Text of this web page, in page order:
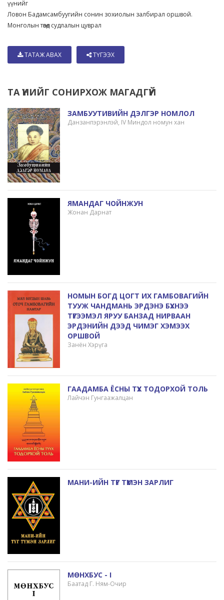
үүнийг
Ловон Бадамсамбуугийн сонин зохиолын залбирал оршвой.
Монголын төвөд судлалын цуврал
ТАТАЖ АВАХ ТҮГЭЭХ
ТА ҮҮНИЙГ СОНИРХОЖ МАГАДГҮЙ
ЗАМБУУТИВИЙН ДЭЛГЭР НОМЛОЛ
Данзанпэрэнлэй, IV Миндол номун хан
ЯМАНДАГ ЧОЙНЖУН
Жонан Дарнат
НОМЫН БОГД ЦОГТ ИХ ГАМБОВАГИЙН
ТУУЖ ЧАНДМАНЬ ЭРДЭНЭ БҮХНЭЭ
ТҮГЭЭМЭЛ ЯРУУ БАНЗАД НИРВААН
ЭРДЭНИЙН ДЭЭД ЧИМЭГ ХЭМЭЭХ
ОРШВОЙ
Занён Хэрүга
ГААДАМБА ЁСНЫ ТҮҮХ ТОДОРХОЙ ТОЛЬ
Лайчэн Гунгаажалцан
МАНИ-ИЙН ТҮГ ТҮМЭН ЗАРЛИГ
МӨНХБУС - I
Баатад Г. Ням-Очир